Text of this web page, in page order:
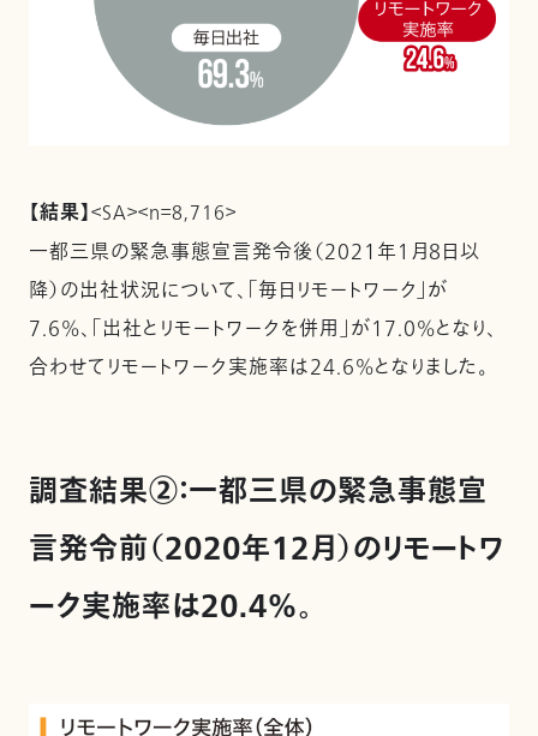
【結果】＜SA＞＜n＝8,716＞
一都三県の緊急事態宣言発令後（2021年１月８日以
降）の出社状況について、「毎日リモートワーク」が
7.6%、「出社とリモートワークを併用」が17.0%となり、
合わせてリモートワーク実施率は24.6%となりました。
調査結果②：一都三県の緊急事態宣
言発令前（2020年12月）のリモートワ
ーク実施率は20.4％。